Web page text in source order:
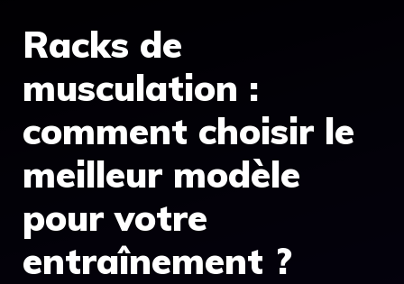
Racks de
musculation :
comment choisir le
meilleur modèle
pour votre
entraînement ?